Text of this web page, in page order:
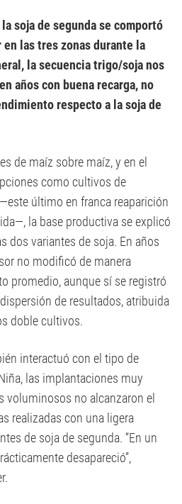
soja de segunda se comportó
las tres zonas durante la
la secuencia trigo/soja nos
años con buena recarga, no
respecto a la soja de
de maíz sobre maíz, y en el
como cultivos de
último en franca reaparición
la base productiva se explicó
dos variantes de soja. En años
no modificó de manera
promedio, aunque sí se registró
de resultados, atribuida
doble cultivos.
interactuó con el tipo de
las implantaciones muy
voluminosos no alcanzaron el
realizadas con una ligera
de soja de segunda. “En un
desapareció”,